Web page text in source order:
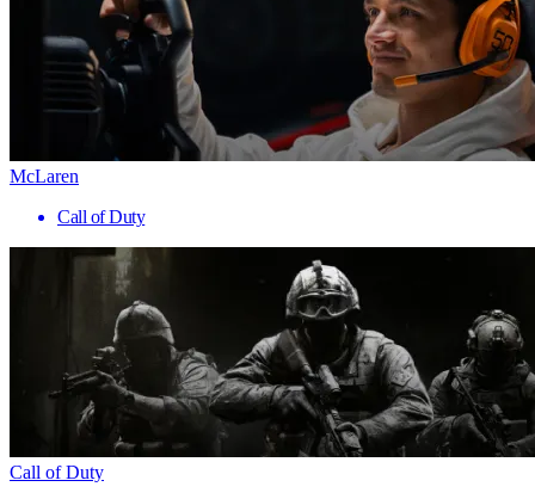
McLaren
Call of Duty
Call of Duty